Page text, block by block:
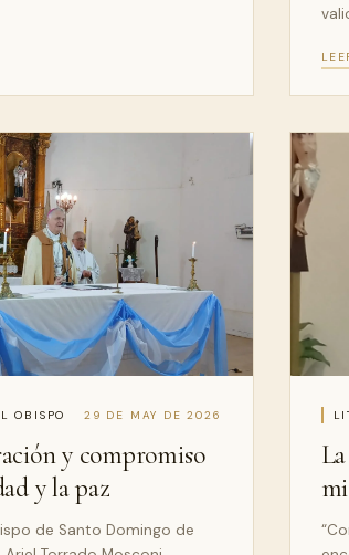
OBISPO 29 DE MAY DE 2026
y compromiso
y la paz
de Santo Domingo de